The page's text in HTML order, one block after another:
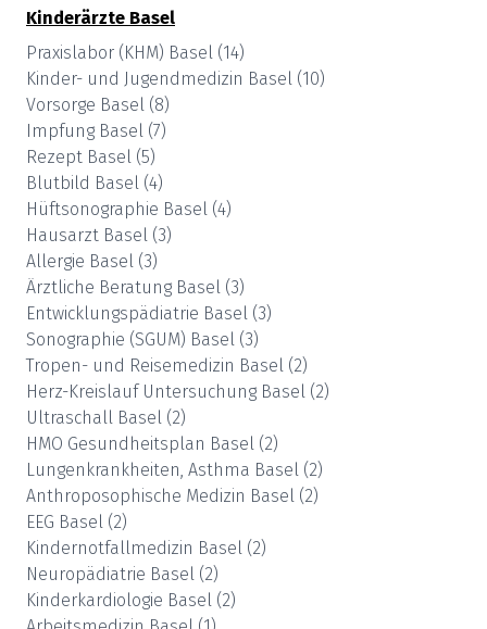
Kinderärzte Basel
Praxislabor (KHM) Basel (14)
Kinder- und Jugendmedizin Basel (10)
Vorsorge Basel (8)
Impfung Basel (7)
Rezept Basel (5)
Blutbild Basel (4)
Hüftsonographie Basel (4)
Hausarzt Basel (3)
Allergie Basel (3)
Ärztliche Beratung Basel (3)
Entwicklungspädiatrie Basel (3)
Sonographie (SGUM) Basel (3)
Tropen- und Reisemedizin Basel (2)
Herz-Kreislauf Untersuchung Basel (2)
Ultraschall Basel (2)
HMO Gesundheitsplan Basel (2)
Lungenkrankheiten, Asthma Basel (2)
Anthroposophische Medizin Basel (2)
EEG Basel (2)
Kindernotfallmedizin Basel (2)
Neuropädiatrie Basel (2)
Kinderkardiologie Basel (2)